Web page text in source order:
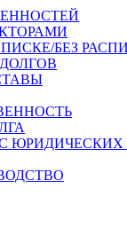
БЕЗ
ЮРИДИЧЕСКИХ